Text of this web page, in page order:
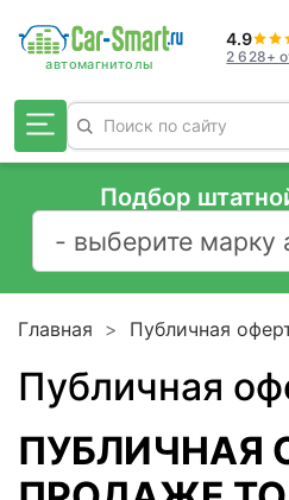
4.9
2 628+
Подбор
Главная Публичная
Публичная
ПУБЛИЧНАЯ